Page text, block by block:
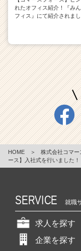
れたオフィス紹介！『み
フィス』にて紹介されまし
HOME ＞ 株式会社コマー
ース】入社式を行いました！
SERVICE 就職
求人を探す
企業を探す